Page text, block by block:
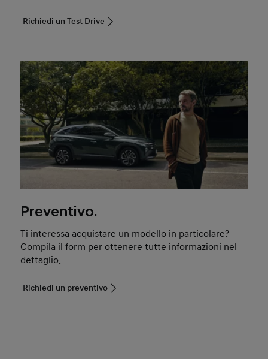
Richiedi un Test Drive
Preventivo.
Ti interessa acquistare un modello in particolare?
Compila il form per ottenere tutte informazioni nel
dettaglio.
Richiedi un preventivo